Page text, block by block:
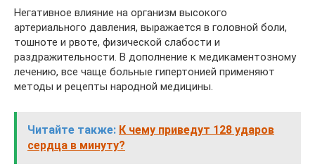
Негативное влияние на организм высокого
артериального давления, выражается в головной боли,
тошноте и рвоте, физической слабости и
раздражительности. В дополнение к медикаментозному
лечению, все чаще больные гипертонией применяют
методы и рецепты народной медицины.
Читайте также: К чему приведут 128 ударов
сердца в минуту?